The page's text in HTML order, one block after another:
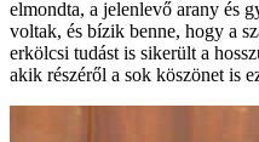
elmondta, a jelenlevő arany és
voltak, és bízik benne, hogy a
erkölcsi tudást is sikerült a
akik részéről a sok köszönet is